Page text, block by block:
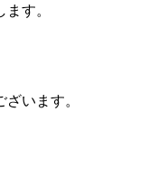
す。
います。